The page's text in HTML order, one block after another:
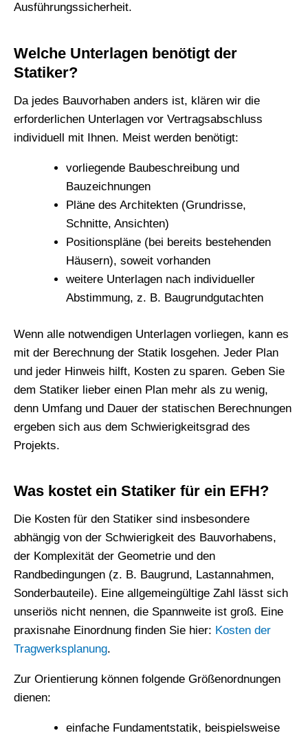
Ausführungssicherheit.
Welche Unterlagen benötigt der
Statiker?
Da jedes Bauvorhaben anders ist, klären wir die
erforderlichen Unterlagen vor Vertragsabschluss
individuell mit Ihnen. Meist werden benötigt:
vorliegende Baubeschreibung und
Bauzeichnungen
Pläne des Architekten (Grundrisse,
Schnitte, Ansichten)
Positionspläne (bei bereits bestehenden
Häusern), soweit vorhanden
weitere Unterlagen nach individueller
Abstimmung, z. B. Baugrundgutachten
Wenn alle notwendigen Unterlagen vorliegen, kann es
mit der Berechnung der Statik losgehen. Jeder Plan
und jeder Hinweis hilft, Kosten zu sparen. Geben Sie
dem Statiker lieber einen Plan mehr als zu wenig,
denn Umfang und Dauer der statischen Berechnungen
ergeben sich aus dem Schwierigkeitsgrad des
Projekts.
Was kostet ein Statiker für ein EFH?
Die Kosten für den Statiker sind insbesondere
abhängig von der Schwierigkeit des Bauvorhabens,
der Komplexität der Geometrie und den
Randbedingungen (z. B. Baugrund, Lastannahmen,
Sonderbauteile). Eine allgemeingültige Zahl lässt sich
unseriös nicht nennen, die Spannweite ist groß. Eine
praxisnahe Einordnung finden Sie hier: Kosten der
Tragwerksplanung.
Zur Orientierung können folgende Größenordnungen
dienen:
einfache Fundamentstatik, beispielsweise